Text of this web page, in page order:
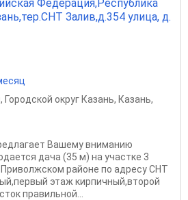
Федерация,Республика
Залив,д.354 улица, д.
, Городской округ Казань, Казань,
Вашему вниманию
дача (35 м) на участке 3
Приволжском районе по адресу СНТ
этаж кирпичный,второй
правильной...